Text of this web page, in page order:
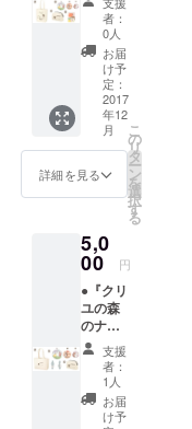
Sから、
お好み
のもの
を１個
お選び
頂けま
す。 ----
-----------
-----------
-----------
-----------
---- 各商
きな画
像は
トップ
ページ
でご確
認くだ
さい。
位置は
多少異
なる場
合があ
りま
す。 ③
缶バッ
ジ3個
セット
※トップ
Sから、
それぞ
れお好
みのも
のを１
個づつ
お選び
頂けま
す。 ④
ファス
ナー
グッズ
【F】
セット
①手書
きお礼
状 ②M
サイズ
トート
（W36×
H37×D
11cm）
12oz
ン生地
※写真は
イメー
ジで絵
柄の大
きさや
位置は
多少異
なる場
合があ
りま
者：
0人
お届
け予
定：
2017
年12
月
詳細を見る
こ
の
リ
タ
ー
ン
を
選
択
す
る
5,0
00 円
●『クリ
ユの森
のナル
ビィ』
グッズ
【G】
セット
①手書
支援
者：
1人
お届
け予